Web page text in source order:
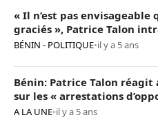
« Il n’est pas envisageable
graciés », Patrice Talon
« opposants terroristes »
BÉNIN - POLITIQUE•il y a 5 ans
Bénin: Patrice Talon réagit
sur les « arrestations
A LA UNE•il y a 5 ans